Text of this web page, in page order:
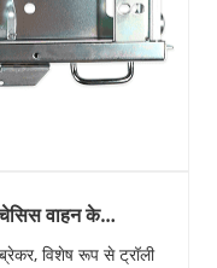
वाहन के
विशेष रूप से ट्रॉली